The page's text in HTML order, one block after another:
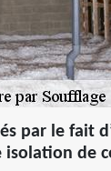
par le fait
de